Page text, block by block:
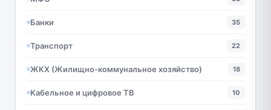
Банки 35
Транспорт 22
ЖКХ (Жилищно-коммунальное хозяйство) 18
Кабельное и цифровое ТВ 10